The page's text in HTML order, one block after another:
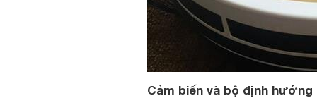
Cảm biến và bộ định